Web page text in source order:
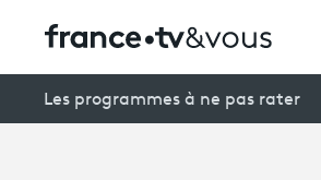
Les programmes à ne pas rater